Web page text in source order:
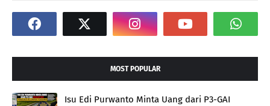
MOST POPULAR
Isu Edi Purwanto Minta Uang dari P3-GAI